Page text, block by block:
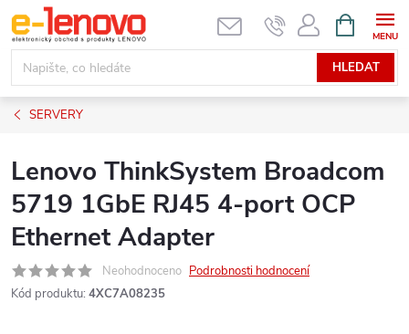
Přejít
na
obsah
HLEDAT
NÁKUPNÍ
KOŠÍK
SERVERY
Lenovo ThinkSystem Broadcom
5719 1GbE RJ45 4-port OCP
Ethernet Adapter
Neohodnoceno Podrobnosti hodnocení
Kód produktu: 4XC7A08235